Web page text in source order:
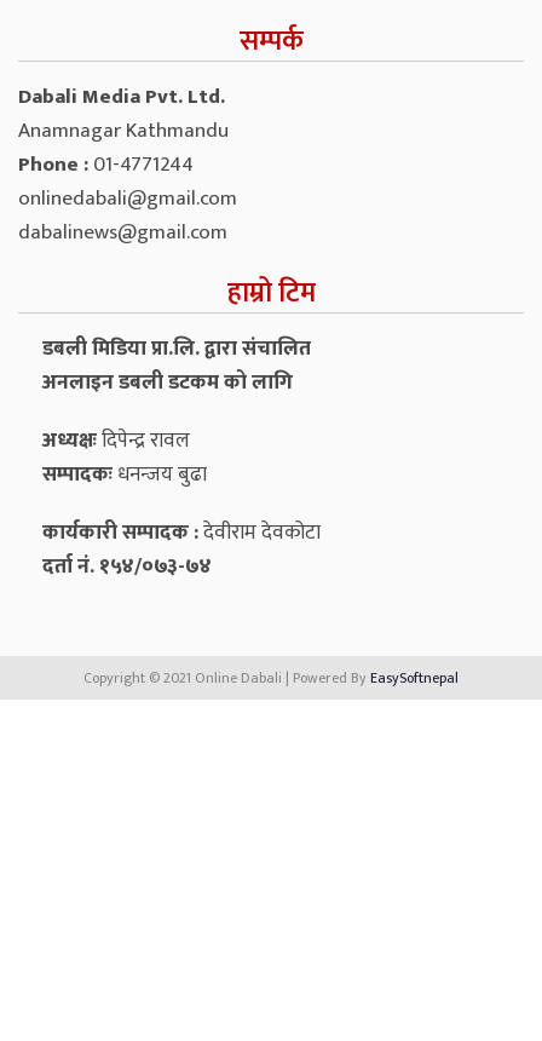
सम्पर्क
Dabali Media Pvt. Ltd.
Anamnagar Kathmandu
Phone :01-4771244
onlinedabali@gmail.com
dabalinews@gmail.com
हाम्रो टिम
डबली मिडिया प्रा.लि. द्वारा संचालित
अनलाइन डबली डटकम को लागि
अध्यक्षःदिपेन्द्र रावल
सम्पादकःधनन्‍जय बुढा
कार्यकारी सम्पादक :देवीराम देवकोटा
दर्ता नं. १५४/०७३-७४
Copyright © 2021 Online Dabali | Powered ByEasySoftnepal